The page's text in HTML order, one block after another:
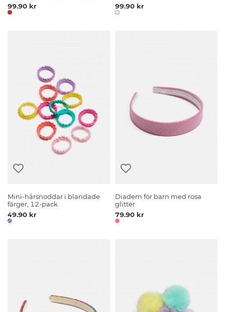
99.90 kr
99.90 kr
Mini-hårsnoddar i blandade
färger, 12-pack
49.90 kr
Diadem för barn med rosa
glitter
79.90 kr